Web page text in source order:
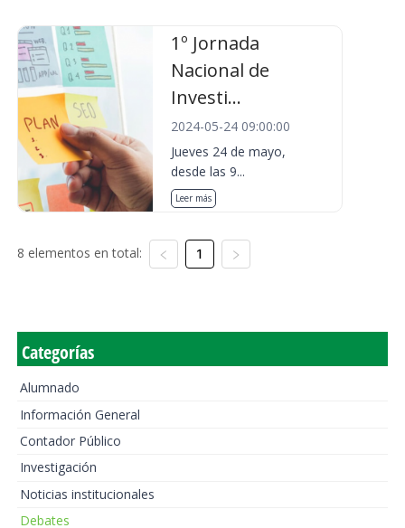
1º Jornada
Nacional de
Investi...
2024-05-24 09:00:00
Jueves 24 de mayo,
desde las 9...
Leer más
8 elementos en total: 1
Categorías
Alumnado
Información General
Contador Público
Investigación
Noticias institucionales
Debates